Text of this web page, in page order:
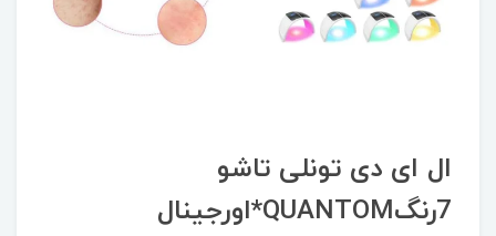
ال ای دی تونلی تاشو
7رنگQUANTOM*اورجینال